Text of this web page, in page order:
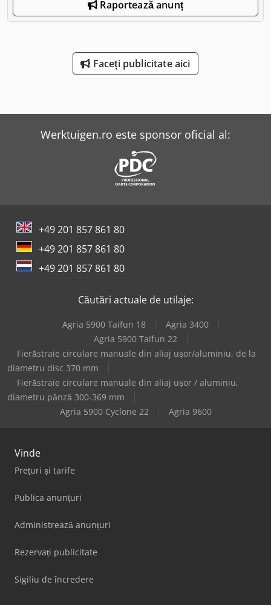
Raportează anunț
Faceți publicitate aici
Werktuigen.ro este sponsor oficial al:
+49 201 857 861 80
+49 201 857 861 80
+49 201 857 861 80
Căutări actuale de utilaje:
Agria 5900 Taifun 18
Agria 3400
Agria 5900 Taifun 22
Fierăstraie circulare manuale din aliaj ușor/aluminiu, de la
diametru disc 370 mm
Fierăstraie circulare manuale din aliaj ușor / aluminiu,
diametru pânză 300-369 mm
Agria 5900 Cyclone 22
Agria 9600
Vinde
Prețuri și tarife
Publica anunțuri
Administrează anunțuri
Rezervați publicitate
Sigiliu de încredere